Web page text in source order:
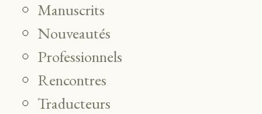
Manuscrits
Nouveautés
Professionnels
Rencontres
Traducteurs